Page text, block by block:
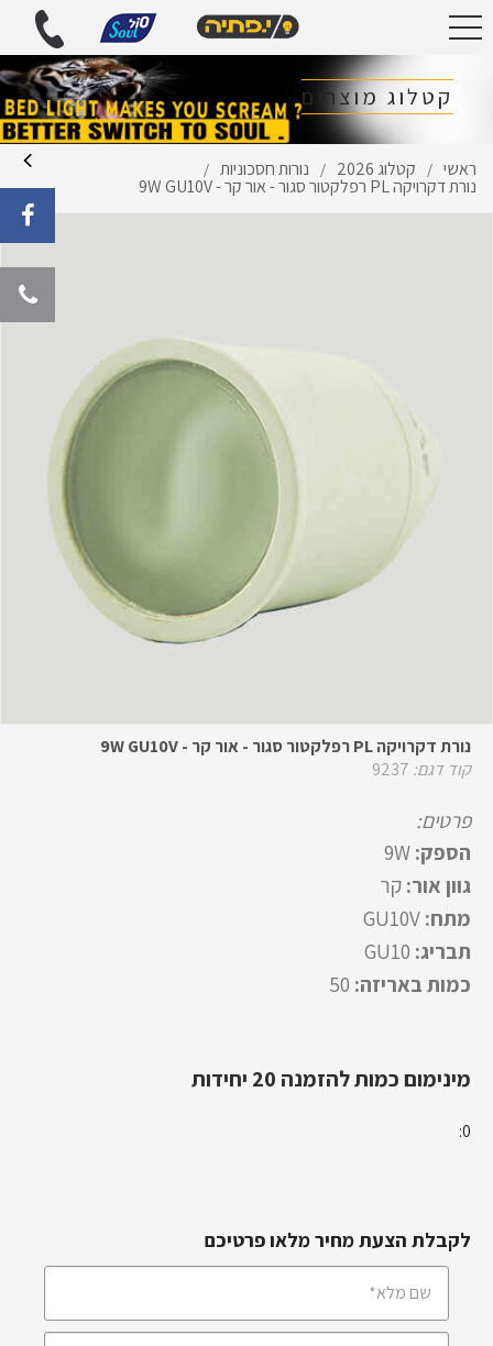
קטלוג מוצרים
ראשי / קטלוג 2026 / נורות חסכוניות /
נורת דקרויקה PL רפלקטור סגור - אור קר - 9W GU10V
נורת דקרויקה PL רפלקטור סגור - אור קר - 9W GU10V
קוד דגם: 9237
פרטים:
הספק:
גוון אור:קר
מתח:
תבריג:
כמות באריזה: 50
מינימום כמות להזמנה 20 יחידות
0:
לקבלת הצעת מחיר מלאו פרטיכם